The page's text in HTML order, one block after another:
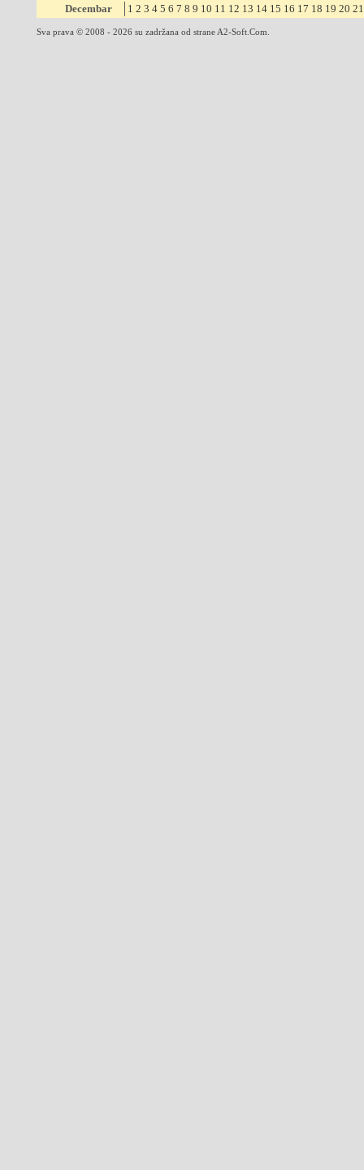
Decembar 1 2 3 4 5 6 7 8 9 10 11 12 13 14 15 16 17 18 19 20 21
Sva prava © 2008 - 2026 su zadržana od strane A2-Soft.Com.